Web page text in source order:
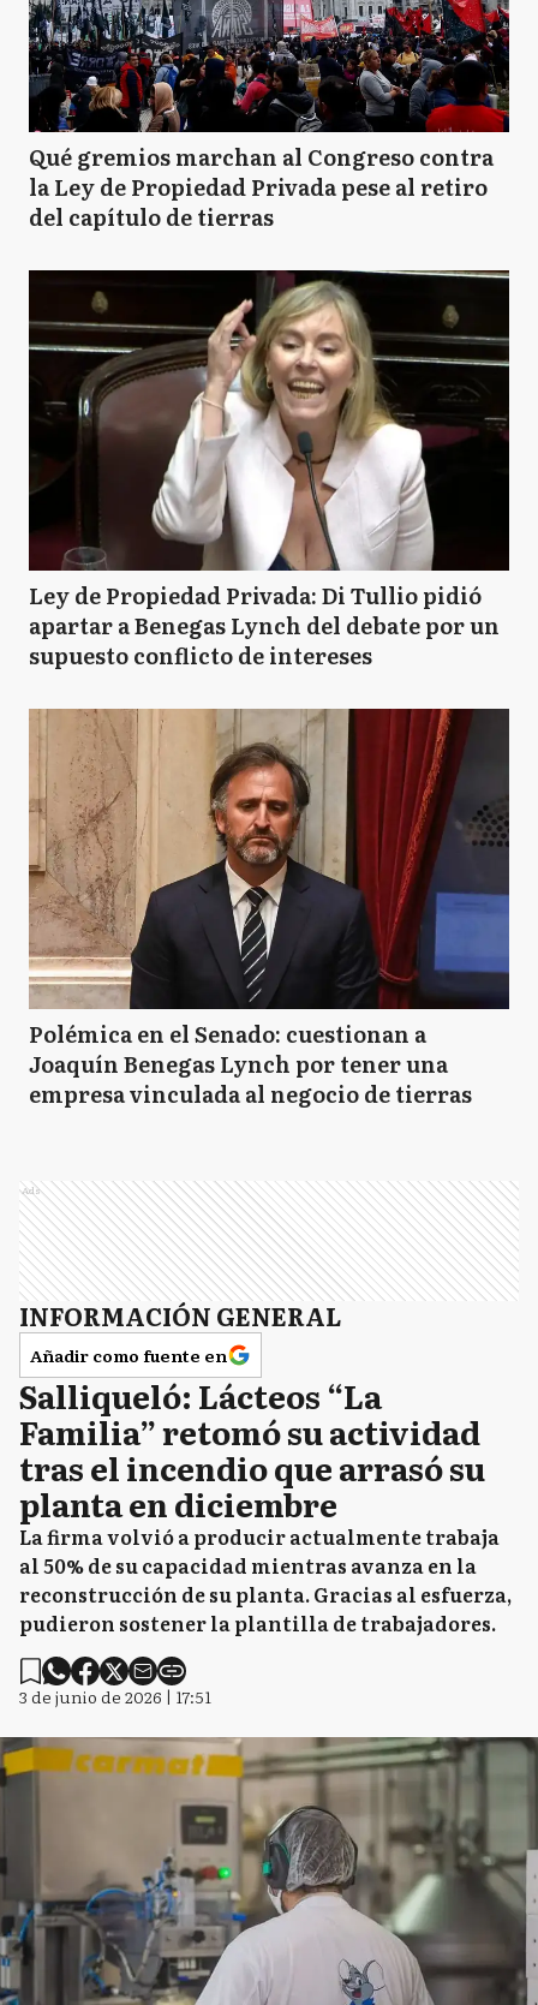
Qué gremios marchan al Congreso contra
la Ley de Propiedad Privada pese al retiro
del capítulo de tierras
Ley de Propiedad Privada: Di Tullio pidió
apartar a Benegas Lynch del debate por un
supuesto conflicto de intereses
Polémica en el Senado: cuestionan a
Joaquín Benegas Lynch por tener una
empresa vinculada al negocio de tierras
Ads
INFORMACIÓN GENERAL
Añadir como fuente en
Salliqueló: Lácteos “La
Familia” retomó su actividad
tras el incendio que arrasó su
planta en diciembre
La firma volvió a producir actualmente trabaja
al 50% de su capacidad mientras avanza en la
reconstrucción de su planta. Gracias al esfuerza,
pudieron sostener la plantilla de trabajadores.
3 de junio de 2026 | 17:51